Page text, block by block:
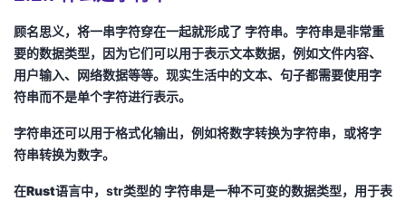
顾名思义，将一串字符穿在一起就形成了 字符串。字符串是非常重
要的数据类型，因为它们可以用于表示文本数据，例如文件内容、
用户输入、网络数据等等。现实生活中的文本、句子都需要使用字
符串而不是单个字符进行表示。
字符串还可以用于格式化输出，例如将数字转换为字符串，或将字
符串转换为数字。
在Rust语言中， str类型的 字符串是一种不可变的数据类型，用于表